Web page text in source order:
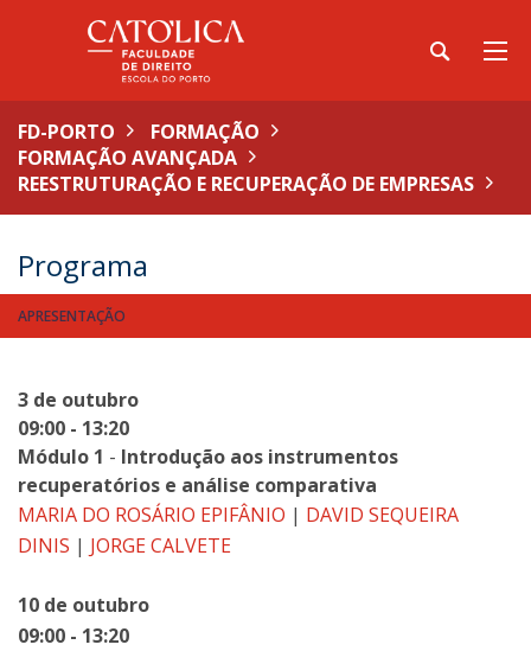
FD-PORTO
FORMAÇÃO
FORMAÇÃO AVANÇADA
REESTRUTURAÇÃO E RECUPERAÇÃO DE EMPRESAS
Programa
APRESENTAÇÃO
3 de outubro
09:00 - 13:20
Módulo 1 - Introdução aos instrumentos
recuperatórios e análise comparativa
MARIA DO ROSÁRIO EPIFÂNIO | DAVID SEQUEIRA
DINIS | JORGE CALVETE
10 de outubro
09:00 - 13:20